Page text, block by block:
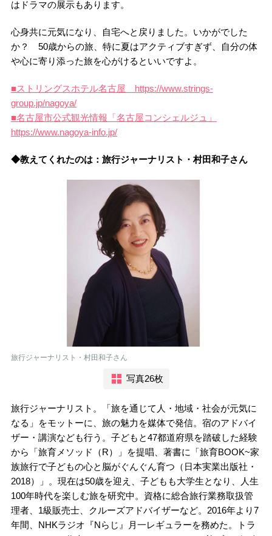
はドラマの展示もあります。
心身共に元気になり、自宅へと戻りました。いかがでした
か？ 50歳からの旅、特に夏はアクティブすぎず、自分の体
や心に寄り添った旅を心がけるといいですよ。
■ストリングスホテル名古屋 https://www.strings-
group.jp/nagoya/
■名古屋市公式観光情報「名古屋コンシェルジュ」
https://www.nagoya-info.jp/
◆教えてくれたのは：旅行ジャーナリスト・村田和子さん
旅行ジャーナリスト・村田和子さん
写真26枚
旅行ジャーナリスト。「旅を通じて人・地域・社会が元気に
なる」をモットーに、旅の魅力を媒体で発信。宿のアドバイ
ザー・講演なども行う。子どもと47都道府県を踏破した経験
から「旅育メソッド（R）」を提唱、著書に「旅育BOOK~家
族旅行で子どもの心と脳がぐんぐん育つ（日本実業出版社・
2018）」。現在は50歳を迎え、子どもも大学生となり、人生
100年時代を楽しむ旅を研究中。資格に総合旅行業務取扱管
理者、1級販売士、クルーズアドバイザーなど。 2016年より7
年間、 NHKラジオ『Nらじ』月一レギュラーを務めた。トラ